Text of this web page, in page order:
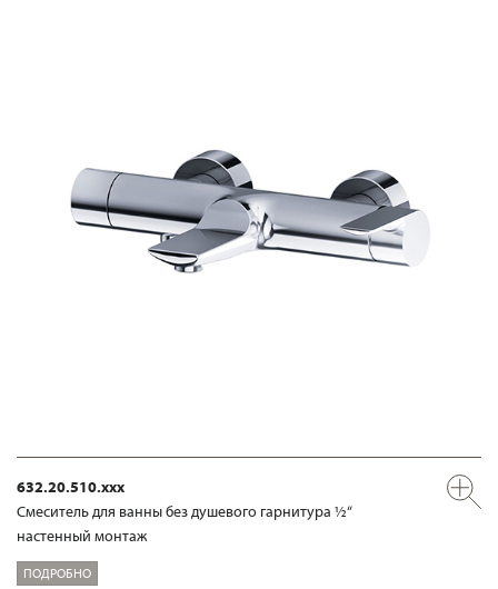
632.20.510.xxx
Смеситель для ванны без душевого гарнитура ½“
настенный монтаж
ПОДРОБНО